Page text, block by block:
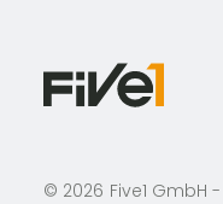
© 2026 Five1 GmbH